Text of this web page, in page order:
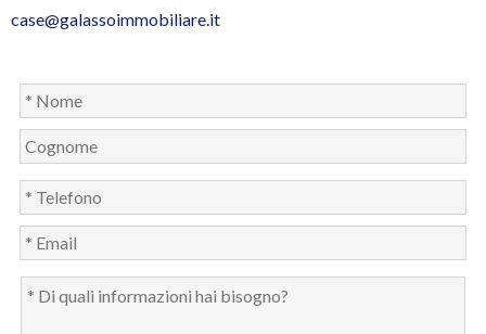
case@galassoimmobiliare.it